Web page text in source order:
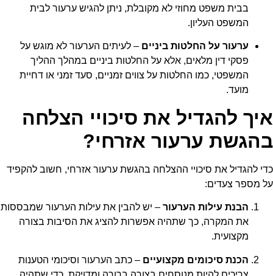
בבית משפט מחוזי לא מקובלת, ניתן להגיש ערעור לבית
המשפט העליון.
ערעור על החלטות ביניים – לעיתים הערעור לא מוגש על
פסקי דין מלאים, אלא על החלטות ביניים במהלך ההליך
המשפטי, כמו החלטות על צווים זמניים, סעד זמני או דחיית
מועד.
איך להגדיל את סיכויי הצלחה
בהגשת ערעור אזרחי?
כדי להגדיל את סיכויי ההצלחה בהגשת ערעור אזרחי, חשוב להקפיד
על מספר צעדים:
הבנת עילות הערעור – יש להבין את עילות הערעור שמבססות
את המקרה, כך שתהיה אפשרות להציג את הסיבות בצורה
מקצועית.
הכנת סיכומים מקצועיים – כתב הערעור וסיכומי הטענות